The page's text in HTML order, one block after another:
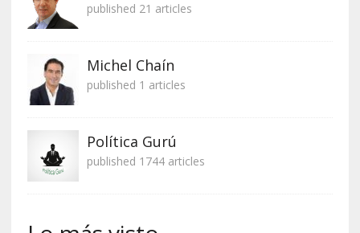
published 21 articles
Michel Chaín
published 1 articles
Política Gurú
published 1744 articles